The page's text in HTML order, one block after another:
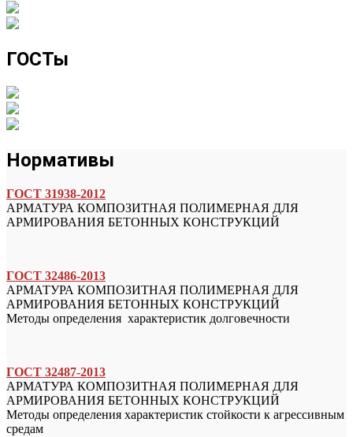
ГОСТы
Нормативы
ГОСТ 31938-2012
АРМАТУРА КОМПОЗИТНАЯ ПОЛИМЕРНАЯ ДЛЯ
АРМИРОВАНИЯ БЕТОННЫХ КОНСТРУКЦИЙ
ГОСТ 32486-2013
АРМАТУРА КОМПОЗИТНАЯ ПОЛИМЕРНАЯ ДЛЯ
АРМИРОВАНИЯ БЕТОННЫХ КОНСТРУКЦИЙ
Методы определения характеристик долговечности
ГОСТ 32487-2013
АРМАТУРА КОМПОЗИТНАЯ ПОЛИМЕРНАЯ ДЛЯ
АРМИРОВАНИЯ БЕТОННЫХ КОНСТРУКЦИЙ
Методы определения характеристик стойкости к агрессивным
средам